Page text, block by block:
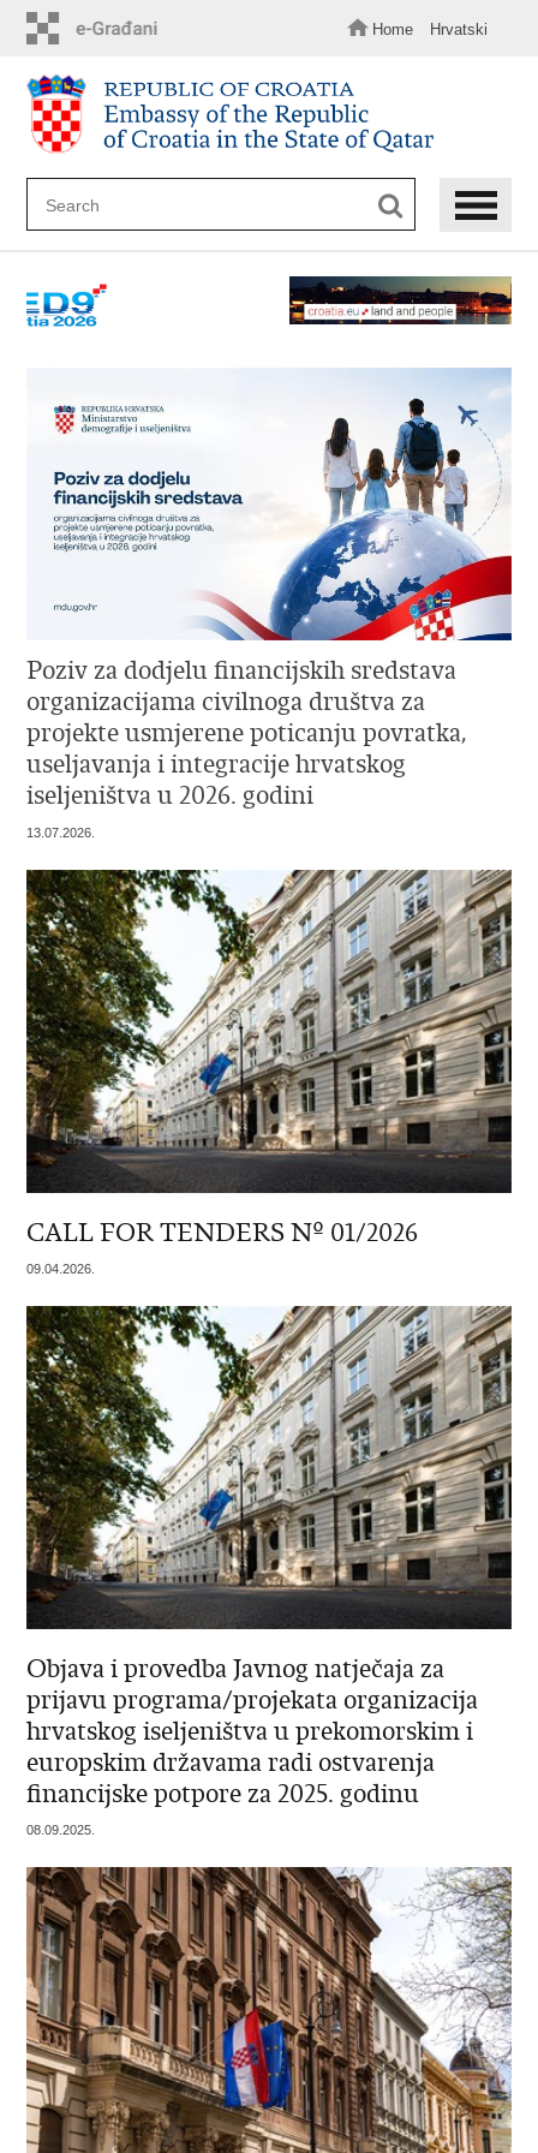
content
Home Hrvatski
Poziv za dodjelu financijskih sredstava
organizacijama civilnoga društva za
projekte usmjerene poticanju povratka,
useljavanja i integracije hrvatskog
iseljeništva u 2026. godini
13.07.2026.
CALL FOR TENDERS Nº 01/2026
09.04.2026.
Objava i provedba Javnog natječaja za
prijavu programa/projekata organizacija
hrvatskog iseljeništva u prekomorskim i
europskim državama radi ostvarenja
financijske potpore za 2025. godinu
08.09.2025.